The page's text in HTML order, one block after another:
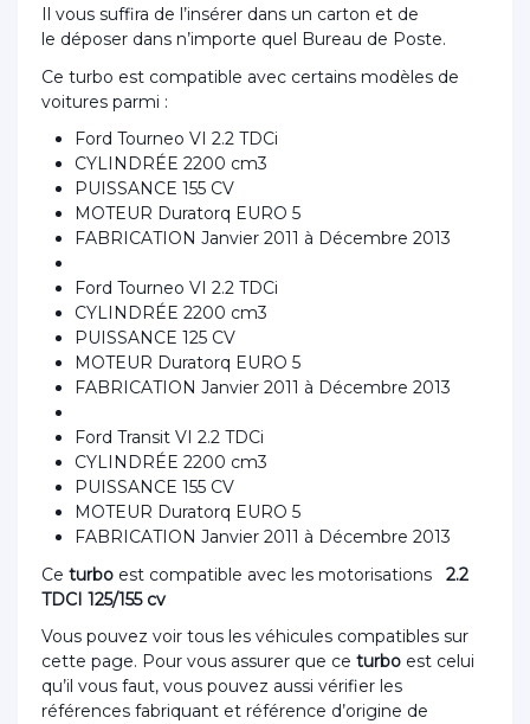
Il vous suffira de l’insérer dans un carton et de
le déposer dans n’importe quel Bureau de Poste.
Ce turbo est compatible avec certains modèles de
voitures parmi :
Ford Tourneo VI 2.2 TDCi
CYLINDRÉE 2200 cm3
PUISSANCE 155 CV
MOTEUR Duratorq EURO 5
FABRICATION Janvier 2011 à Décembre 2013
Ford Tourneo VI 2.2 TDCi
CYLINDRÉE 2200 cm3
PUISSANCE 125 CV
MOTEUR Duratorq EURO 5
FABRICATION Janvier 2011 à Décembre 2013
Ford Transit VI 2.2 TDCi
CYLINDRÉE 2200 cm3
PUISSANCE 155 CV
MOTEUR Duratorq EURO 5
FABRICATION Janvier 2011 à Décembre 2013
Ce turbo est compatible avec les motorisations 2.2
TDCI 125/155 cv
Vous pouvez voir tous les véhicules compatibles sur
cette page. Pour vous assurer que ce turbo est celui
qu’il vous faut, vous pouvez aussi vérifier les
références fabriquant et référence d’origine de